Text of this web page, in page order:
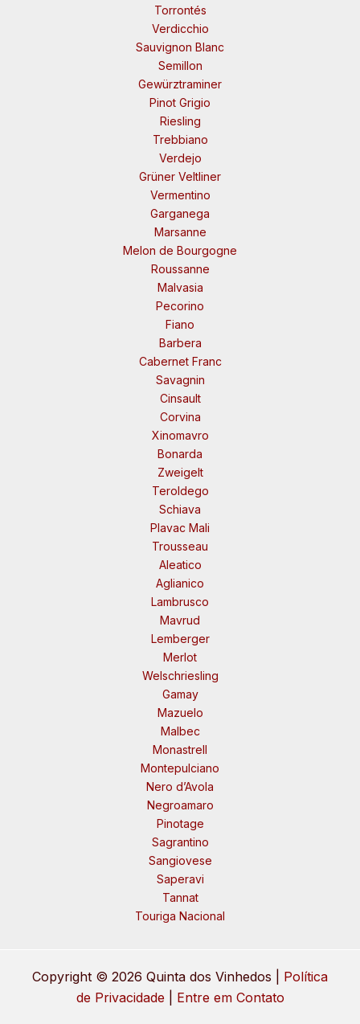
Torrontés
Verdicchio
Sauvignon Blanc
Semillon
Gewürztraminer
Pinot Grigio
Riesling
Trebbiano
Verdejo
Grüner Veltliner
Vermentino
Garganega
Marsanne
Melon de Bourgogne
Roussanne
Malvasia
Pecorino
Fiano
Barbera
Cabernet Franc
Savagnin
Cinsault
Corvina
Xinomavro
Bonarda
Zweigelt
Teroldego
Schiava
Plavac Mali
Trousseau
Aleatico
Aglianico
Lambrusco
Mavrud
Lemberger
Merlot
Welschriesling
Gamay
Mazuelo
Malbec
Monastrell
Montepulciano
Nero d’Avola
Negroamaro
Pinotage
Sagrantino
Sangiovese
Saperavi
Tannat
Touriga Nacional
Copyright © 2026 Quinta dos Vinhedos | Política
de Privacidade
Entre em Contato